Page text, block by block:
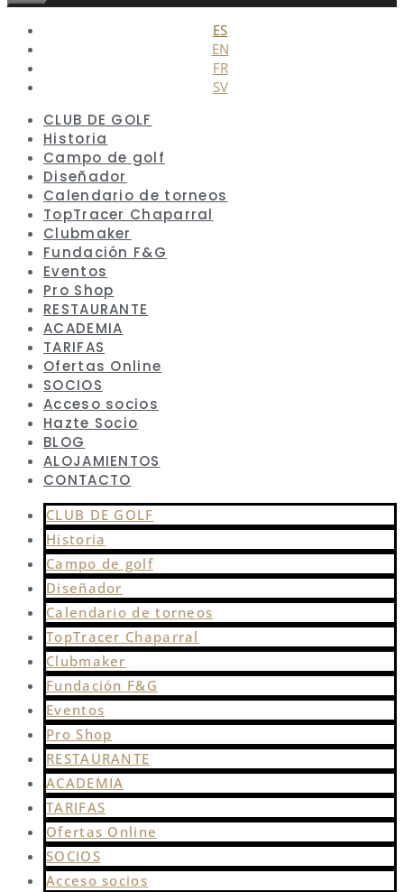
Cerrar
ES
EN
FR
SV
CLUB DE GOLF
Historia
Campo de golf
Diseñador
Calendario de torneos
TopTracer Chaparral
Clubmaker
Fundación F&G
Eventos
Pro Shop
RESTAURANTE
ACADEMIA
TARIFAS
Ofertas Online
SOCIOS
Acceso socios
Hazte Socio
BLOG
ALOJAMIENTOS
CONTACTO
CLUB DE GOLF
Historia
Campo de golf
Diseñador
Calendario de torneos
TopTracer Chaparral
Clubmaker
Fundación F&G
Eventos
Pro Shop
RESTAURANTE
ACADEMIA
TARIFAS
Ofertas Online
SOCIOS
Acceso socios